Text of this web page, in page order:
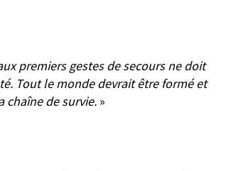
premiers gestes de secours ne doit
Tout le monde devrait être formé et
de survie.»